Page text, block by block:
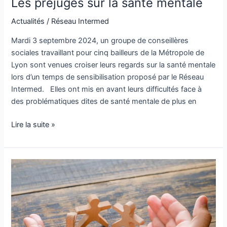
Actualités / Réseau Intermed
Mardi 3 septembre 2024, un groupe de conseillères
sociales travaillant pour cinq bailleurs de la Métropole de
Lyon sont venues croiser leurs regards sur la santé mentale
lors d’un temps de sensibilisation proposé par le Réseau
Intermed. Elles ont mis en avant leurs difficultés face à
des problématiques dites de santé mentale de plus en
Lire la suite »
Var
les
actions
collectives